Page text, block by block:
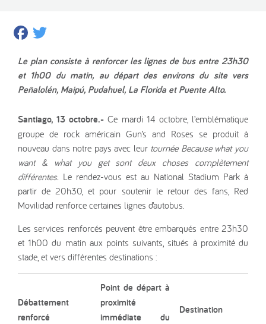
Facebook
Le plan consiste à renforcer les lignes de bus entre 23h30
et 1h00 du matin, au départ des environs du site vers
Peñalolén, Maipú, Pudahuel, La Florida et Puente Alto.
Santiago, 13 octobre.-Ce mardi 14 octobre, l’emblématique
groupe de rock américain Gun’s and Roses se produit à
nouveau dans notre pays avec leur tournée Because what you
want & what you get sont deux choses complètement
différentes. Le rendez-vous est au National Stadium Park à
partir de 20h30, et pour soutenir le retour des fans, Red
Movilidad renforce certaines lignes d’autobus.
Les services renforcés peuvent être embarqués entre 23h30
et 1h00 du matin aux points suivants, situés à proximité du
stade, et vers différentes destinations :
Débattement
renforcé
Point de départ à
proximité
immédiate du
Destination